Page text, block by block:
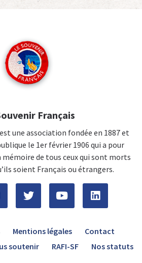
Français
une association fondée en 1887 et
le 1er février 1906 qui a pour
de tous ceux qui sont morts
soient Français ou étrangers.
Mentions légales
Contact
soutenir RAFI-SF Nos statuts